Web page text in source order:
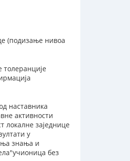
(подизање нивоа
наставника
активности
локалне заједнице
у
знања и
без